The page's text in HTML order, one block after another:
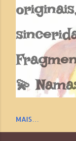
💫
MAIS…